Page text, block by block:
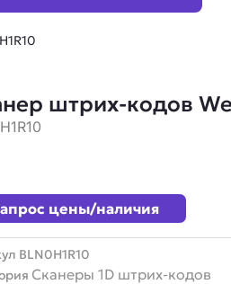
штрих-кодов
цены/наличия
BLN0H1R10
Сканеры 1D штрих-кодов